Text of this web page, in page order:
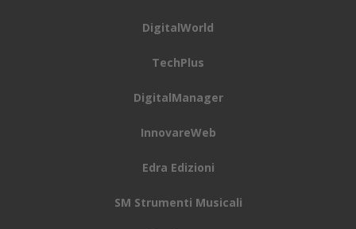
DigitalWorld
TechPlus
DigitalManager
InnovareWeb
Edra Edizioni
SM Strumenti Musicali